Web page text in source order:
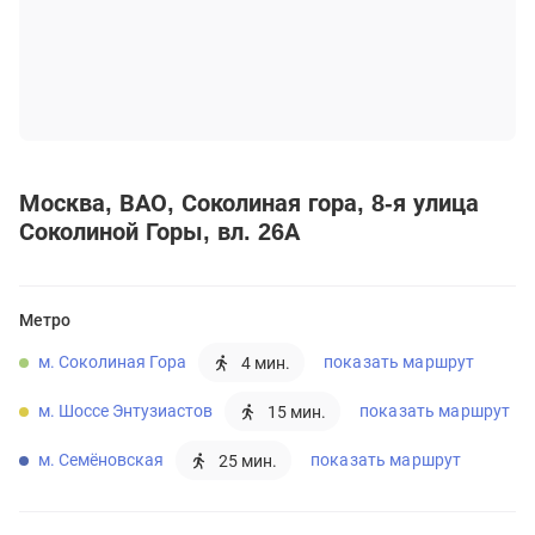
Москва ВАО Соколиная гора 8-я улица
Соколиной Горы, вл. 26А
Метро
м. Соколиная Гора 4 мин. показать маршрут
м. Шоссе Энтузиастов 15 мин. показать маршрут
м. Семёновская 25 мин. показать маршрут